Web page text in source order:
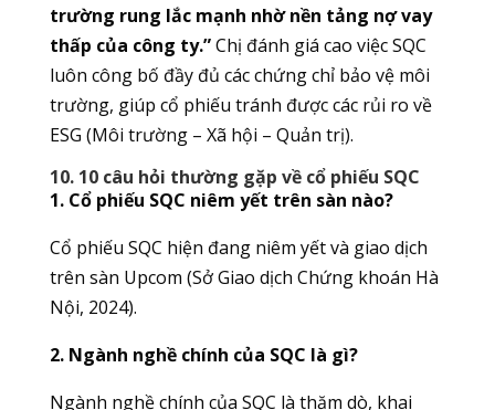
trường rung lắc mạnh nhờ nền tảng nợ vay
thấp của công ty.”Chị đánh giá cao việc SQC
luôn công bố đầy đủ các chứng chỉ bảo vệ môi
trường, giúp cổ phiếu tránh được các rủi ro về
ESG (Môi trường – Xã hội – Quản trị).
10. 10 câu hỏi thường gặp về cổ phiếu SQC
1. Cổ phiếu SQC niêm yết trên sàn nào?
Cổ phiếu SQC hiện đang niêm yết và giao dịch
trên sàn Upcom (Sở Giao dịch Chứng khoán Hà
Nội, 2024).
2. Ngành nghề chính của SQC là gì?
Ngành nghề chính của SQC là thăm dò, khai